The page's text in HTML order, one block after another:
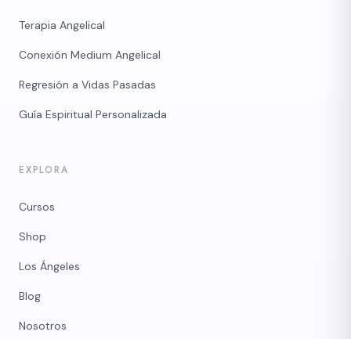
Terapia Angelical
Conexión Medium Angelical
Regresión a Vidas Pasadas
Guía Espiritual Personalizada
EXPLORA
Cursos
Shop
Los Ángeles
Blog
Nosotros